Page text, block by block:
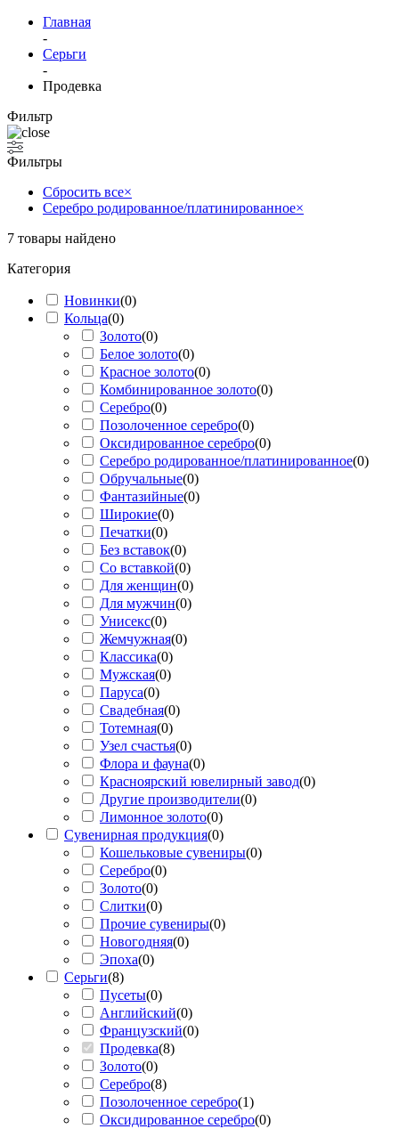
Главная
-
Серьги
-
Продевка
Фильтр
Фильтры
Сбросить все×
Серебро родированное/платинированное×
7 товары найдено
Категория
Новинки(0)
Кольца(0)
Золото(0)
Белое золото(0)
Красное золото(0)
Комбинированное золото(0)
Серебро(0)
Позолоченное серебро(0)
Оксидированное серебро(0)
Серебро родированное/платинированное(0)
Обручальные(0)
Фантазийные(0)
Широкие(0)
Печатки(0)
Без вставок(0)
Со вставкой(0)
Для женщин(0)
Для мужчин(0)
Унисекс(0)
Жемчужная(0)
Классика(0)
Мужская(0)
Паруса(0)
Свадебная(0)
Тотемная(0)
Узел счастья(0)
Флора и фауна(0)
Красноярский ювелирный завод(0)
Другие производители(0)
Лимонное золото(0)
Сувенирная продукция(0)
Кошельковые сувениры(0)
Серебро(0)
Золото(0)
Слитки(0)
Прочие сувениры(0)
Новогодняя(0)
Эпоха(0)
Серьги(8)
Пусеты(0)
Английский(0)
Французский(0)
Продевка(8)
Золото(0)
Серебро(8)
Позолоченное серебро(1)
Оксидированное серебро(0)